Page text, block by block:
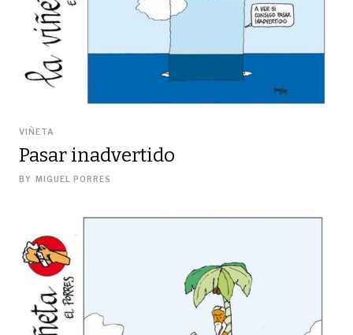
VIÑETA
Pasar inadvertido
BY MIGUEL PORRES